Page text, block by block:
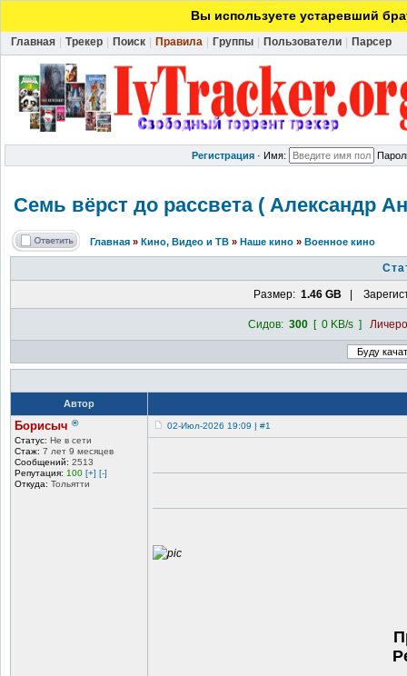
Вы используете устаревший
Главная Трекер Поиск Правила Группы Пользователи Парсер
Регистрация · Имя:
Семь вёрст до рассвета ( Александр
Главная » Кино, Видео и ТВ » Наше кино » Военное кино
Размер: 1.46 GB |
Сидов: 300 [ 0 KB/s ]
Автор
Борисыч ®
Статус: Не в сети
Стаж: 7 лет 9 месяцев
Сообщений: 2513
Репутация: 100 [+] [-]
Откуда: Тольятти
02-Июл-2026 19:09 | #1